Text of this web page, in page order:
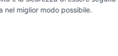
nel miglior modo possibile.